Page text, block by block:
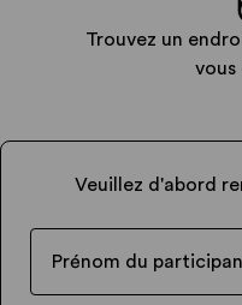
Trouvez un
vous
Veuillez d'abord
Prénom du